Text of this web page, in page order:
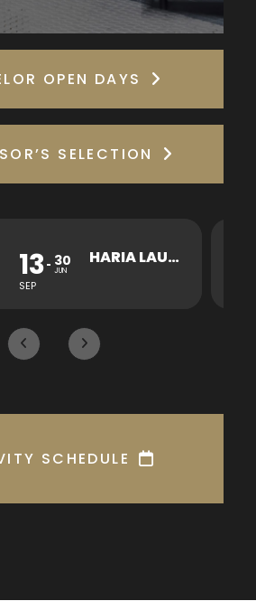
OPEN DAYS
SELECTION
HARIA LAUKOTEA KONTZERTUA 26
SCHEDULE